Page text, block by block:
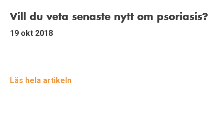
Vill du veta senaste nytt om psoriasis?
19 okt 2018
Läs hela artikeln